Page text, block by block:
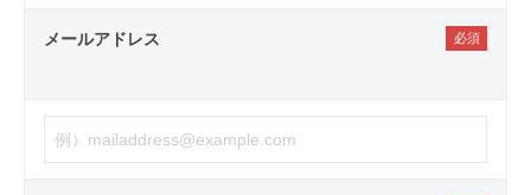
メールアドレス